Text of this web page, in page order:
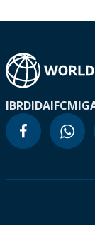
IBRDIDAIFC